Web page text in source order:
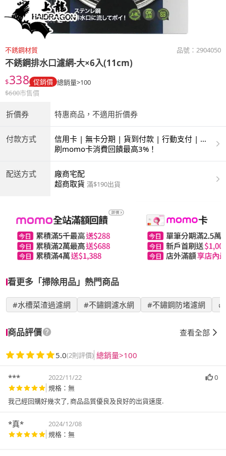
不銹鋼材質 品號： 2904050
不銹鋼排水口濾網-大×6入(11cm)
$338 促銷價 總銷量>100
$600市售價
折價券 特惠商品，不適用折價券
付款方式
信用卡 | 無卡分期 | 貨到付款 | 行動支付 | 超
商付款 | ATM | 銀聯卡
刷momo卡消費回饋最高3%！
配送方式
廠商宅配
超商取貨 滿$190出貨
看更多「掃除用品」熱門商品
#水槽菜渣過濾網 #不鏽鋼濾水網 #不鏽鋼防堵濾網 #
商品評價 查看全部
5.0(2則評價) 總銷量>100
*** 2022/11/22
0
規格：無
我己經回購好幾次了, 商品品質優良及良好的出貨速度.
*真*
2024/12/08
規格：無